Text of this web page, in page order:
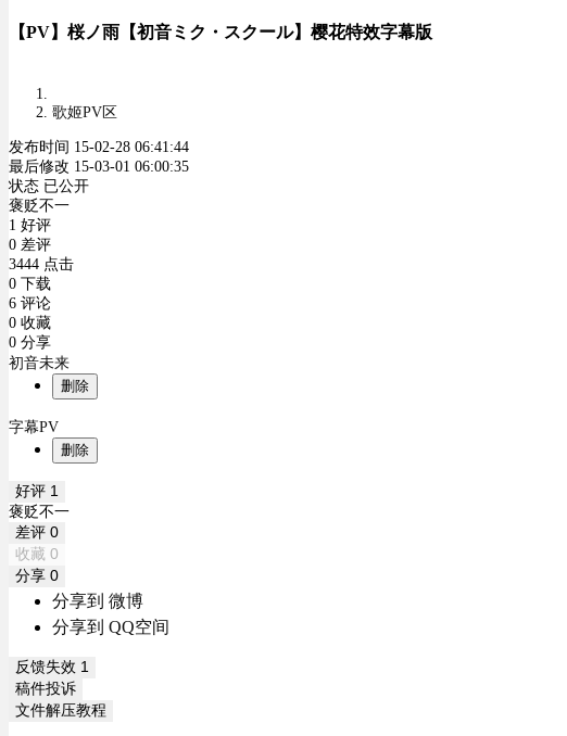
【PV】桜ノ雨【初音ミク・スクール】樱花特效字幕版
歌姬PV区
发布时间 15-02-28 06:41:44
最后修改 15-03-01 06:00:35
状态 已公开
褒贬不一
1 好评
0 差评
3444 点击
0 下载
6 评论
0 收藏
0 分享
初音未来
删除
字幕PV
删除
好评 1
褒贬不一
差评 0
收藏 0
分享 0
分享到 微博
分享到 QQ空间
反馈失效 1
稿件投诉
文件解压教程